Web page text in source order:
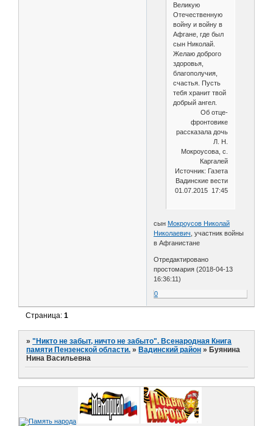
Великую
Отечественную
войну и войну в
Афгане, где был
сын Николай.
Желаю доброго
здоровья,
благополучия,
счастья. Пусть
тебя хранит твой
добрый ангел.
Об отце-
фронтовике
рассказала дочь
Л. Н.
Мокроусова, с.
Каргалей
Источник: Газета
Вадинские вести
01.07.2015 17:45
сын Мокроусов Николай
Николаевич , участник войны
в Афганистане
Отредактировано
простомария (2018-04-13
16:36:11)
0
Страница:1
»"Никто не забыт, ничто не забыто". Всенародная Книга
памяти Пензенской области. »Вадинский район »Буянина
Нина Васильевна